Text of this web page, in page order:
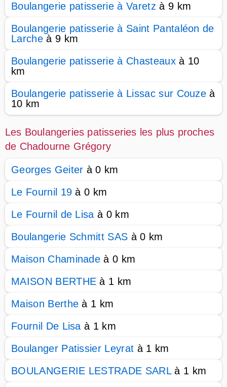
Boulangerie patisserie à Varetz à 9 km
Boulangerie patisserie à Saint Pantaléon de
Larcheà 9 km
Boulangerie patisserie à Chasteauxà 10
km
Boulangerie patisserie à Lissac sur Couze à
10 km
Les Boulangeries patisseries les plus proches
de Chadourne Grégory
Georges Geiter à 0 km
Le Fournil 19 à 0 km
Le Fournil de Lisa à 0 km
Boulangerie Schmitt SAS à 0 km
Maison Chaminade à 0 km
MAISON BERTHE à 1 km
Maison Berthe à 1 km
Fournil De Lisa à 1 km
Boulanger Patissier Leyrat à 1 km
BOULANGERIE LESTRADE SARLà 1 km